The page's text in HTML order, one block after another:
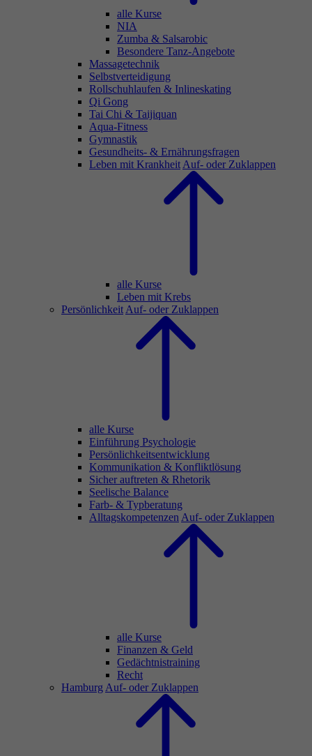
alle Kurse
NIA
Zumba & Salsarobic
Besondere Tanz-Angebote
Massagetechnik
Selbstverteidigung
Rollschuhlaufen & Inlineskating
Qi Gong
Tai Chi & Taijiquan
Aqua-Fitness
Gymnastik
Gesundheits- & Ernährungsfragen
Leben mit Krankheit Auf- oder Zuklappen
alle Kurse
Leben mit Krebs
Persönlichkeit Auf- oder Zuklappen
alle Kurse
Einführung Psychologie
Persönlichkeitsentwicklung
Kommunikation & Konfliktlösung
Sicher auftreten & Rhetorik
Seelische Balance
Farb- & Typberatung
Alltagskompetenzen Auf- oder Zuklappen
alle Kurse
Finanzen & Geld
Gedächtnistraining
Recht
Hamburg Auf- oder Zuklappen